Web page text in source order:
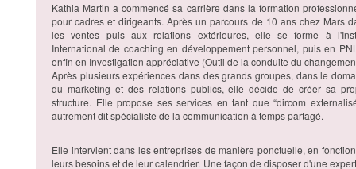
Kathia Martin a commencé sa carrière dans la formation
pour cadres et dirigeants. Après un parcours de 10 ans chez Mars
les ventes puis aux relations extérieures, elle se forme à
International de coaching en développement personnel, puis en
enfin en Investigation appréciative (Outil de la conduite du
Après plusieurs expériences dans des grands groupes, dans le
du marketing et des relations publics, elle décide de créer sa
structure. Elle propose ses services en tant que “dircom
autrement dit spécialiste de la communication à temps partagé.
Elle intervient dans les entreprises de manière ponctuelle, en
leurs besoins et de leur calendrier. Une façon de disposer d'une